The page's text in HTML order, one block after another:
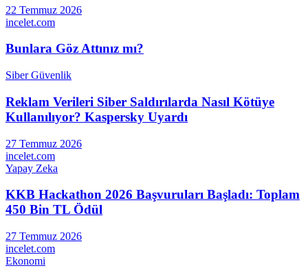
22 Temmuz 2026
incelet.com
Bunlara Göz Attınız mı?
Siber Güvenlik
Reklam Verileri Siber Saldırılarda Nasıl Kötüye
Kullanılıyor? Kaspersky Uyardı
27 Temmuz 2026
incelet.com
Yapay Zeka
KKB Hackathon 2026 Başvuruları Başladı: Toplam
450 Bin TL Ödül
27 Temmuz 2026
incelet.com
Ekonomi